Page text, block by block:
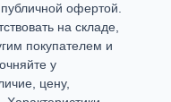
офертой.
на складе,
покупателем и
у
цену,